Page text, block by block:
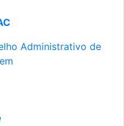
Administrativo de